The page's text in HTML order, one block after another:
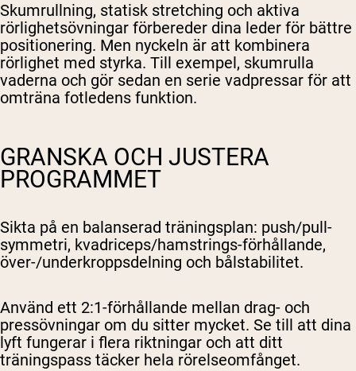
Skumrullning, statisk stretching och aktiva
rörlighetsövningar förbereder dina leder för bättre
positionering. Men nyckeln är att kombinera
rörlighet med styrka. Till exempel, skumrulla
vaderna och gör sedan en serie vadpressar för att
omträna fotledens funktion.
GRANSKA OCH JUSTERA
PROGRAMMET
Sikta på en balanserad träningsplan: push/pull-
symmetri, kvadriceps/hamstrings-förhållande,
över-/underkroppsdelning och bålstabilitet.
Använd ett 2:1-förhållande mellan drag- och
pressövningar om du sitter mycket. Se till att dina
lyft fungerar i flera riktningar och att ditt
träningspass täcker hela rörelseomfånget.